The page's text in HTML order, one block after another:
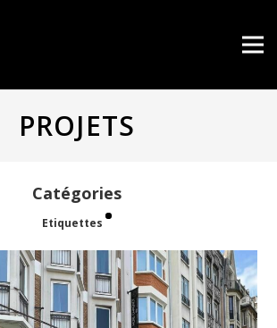
PROJETS
Catégories
Etiquettes